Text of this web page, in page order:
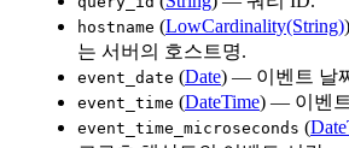
hostname (LowCardinality(String)
는 서버의 호스트명.
event_date (Date) — 이벤트 날
event_time (DateTime) — 이벤
event_time_microseconds (